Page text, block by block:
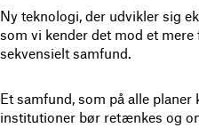
Ny teknologi, der udvikler sig
som vi kender det mod et
sekvensielt samfund.
Et samfund, som på alle
institutioner bør retænkes og